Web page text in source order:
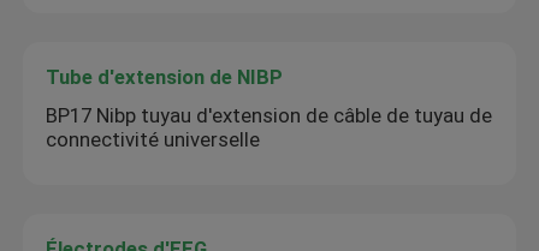
Tube d'extension de NIBP
BP17 Nibp tuyau d'extension de câble de tuyau de
connectivité universelle